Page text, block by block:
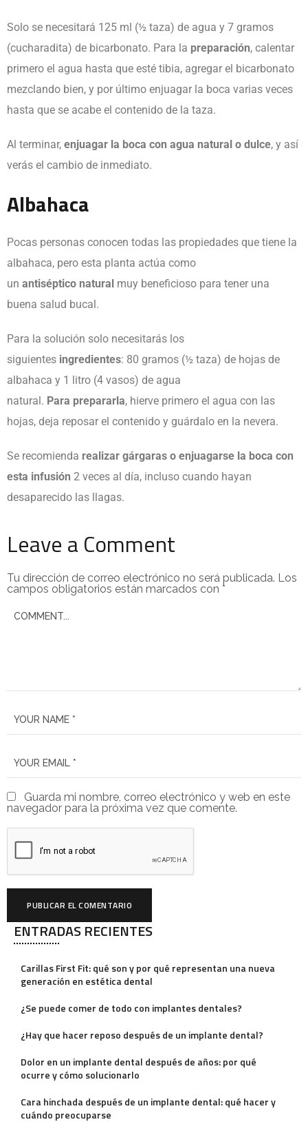
ENTRADAS RECIENTES
Carillas First Fit: qué son y por qué representan una nueva
generación en estética dental
¿Se puede comer de todo con implantes dentales?
¿Hay que hacer reposo después de un implante dental?
Dolor en un implante dental después de años: por qué
ocurre y cómo solucionarlo
Cara hinchada después de un implante dental: qué hacer y
cuándo preocuparse
Solo se necesitará 125 ml (½ taza) de agua y 7 gramos
(cucharadita) de bicarbonato. Para la preparación, calentar
primero el agua hasta que esté tibia, agregar el bicarbonato
mezclando bien, y por último enjuagar la boca varias veces
hasta que se acabe el contenido de la taza.
Al terminar, enjuagar la boca con agua natural o dulce, y así
verás el cambio de inmediato.
Albahaca
Pocas personas conocen todas las propiedades que tiene la
albahaca, pero esta planta actúa como
un antiséptico natural muy beneficioso para tener una
buena salud bucal.
Para la solución solo necesitarás los
siguientes ingredientes: 80 gramos (½ taza) de hojas de
albahaca y 1 litro (4 vasos) de agua
natural. Para prepararla, hierve primero el agua con las
hojas, deja reposar el contenido y guárdalo en la nevera.
Se recomienda realizar gárgaras o enjuagarse la boca con
esta infusión 2 veces al día, incluso cuando hayan
desaparecido las llagas.
Leave a Comment
Tu dirección de correo electrónico no será publicada. Los
campos obligatorios están marcados con *
Guarda mi nombre, correo electrónico y web en este
navegador para la próxima vez que comente.